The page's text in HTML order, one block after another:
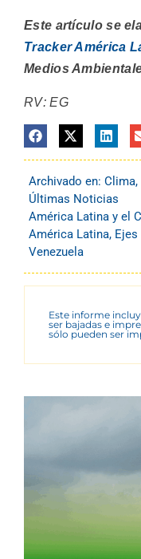
Este artículo se
Tracker América
Medios
RV: EG
Archivado en: Clima,
Últimas Noticias
América Latina y el
América Latina,
Venezuela
Este informe
ser bajadas e
sólo pueden ser